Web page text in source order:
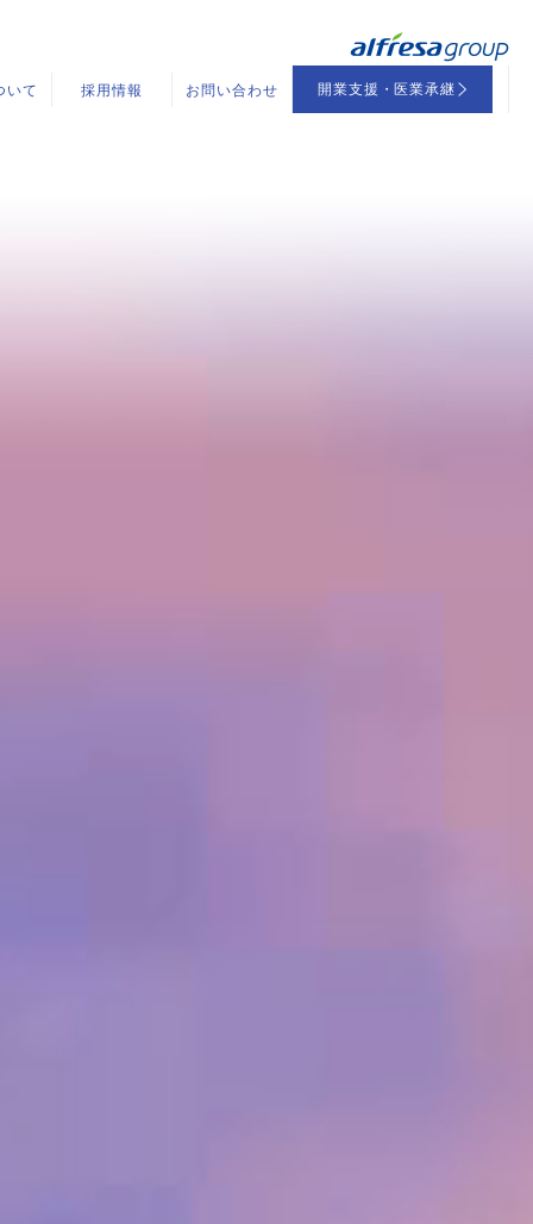
いて 採用情報 お問い合わせ 開業支援・医業承継